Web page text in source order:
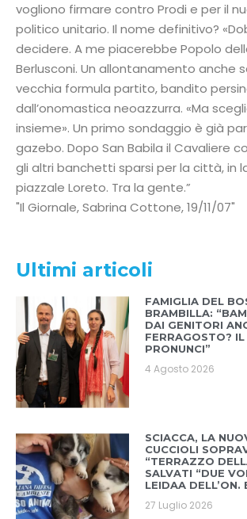
vogliono firmare contro Prodi e per il
politico unitario. Il nome definitivo?
decidere. A me piacerebbe Popolo
Berlusconi. Un allontanamento anche
vecchia formula partito, bandito
dall’onomastica neoazzurra. «Ma
insieme». Un primo sondaggio è già
gazebo. Dopo San Babila il Cavaliere
gli altri banchetti sparsi per la città, in
piazzale Loreto. Tra la gente.”
Il Giornale, Sabrina Cottone, 19/11/07
Ultimi articoli
FAMIGLIA DEL
BRAMBILLA:
DAI GENITORI
FERRAGOSTO?
PRONUNCI”
4 Agosto 2026
SCIACCA, LA
CUCCIOLI
“TERRAZZO
SALVATI “DUE
LEIDAA DELL’ON.
27 Luglio 2026